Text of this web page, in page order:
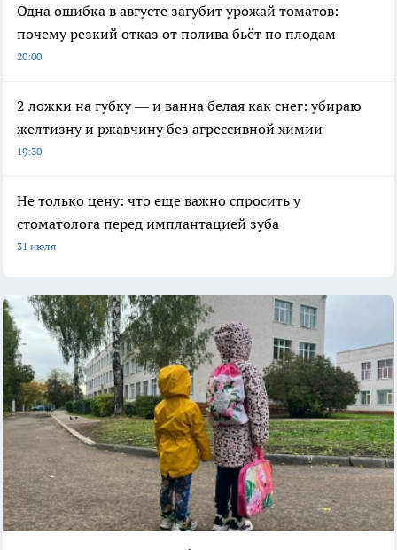
Одна ошибка в августе загубит урожай томатов:
почему резкий отказ от полива бьёт по плодам
20:00
2 ложки на губку — и ванна белая как снег: убираю
желтизну и ржавчину без агрессивной химии
19:30
Не только цену: что еще важно спросить у
стоматолога перед имплантацией зуба
31 июля